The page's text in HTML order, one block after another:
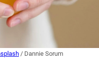
/ Dannie Sorum